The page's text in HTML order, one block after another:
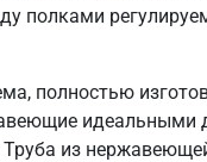
полками
полностью
из